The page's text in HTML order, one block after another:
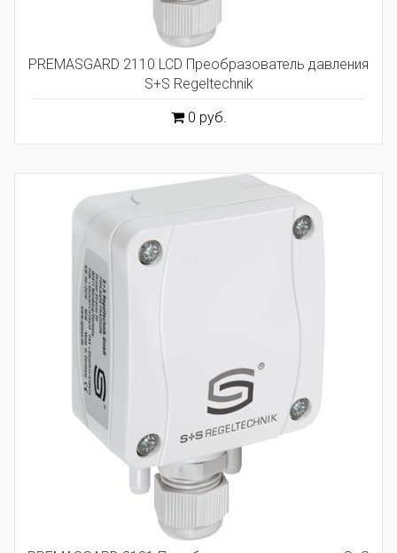
PREMASGARD 2110 LCD Преобразователь давления
S+S Regeltechnik
0 руб.